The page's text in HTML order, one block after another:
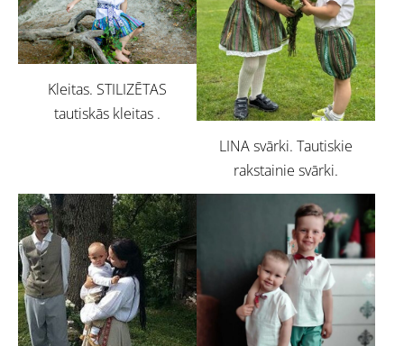
Kleitas. STILIZĒTAS
tautiskās kleitas .
LINA svārki. Tautiskie
rakstainie svārki.